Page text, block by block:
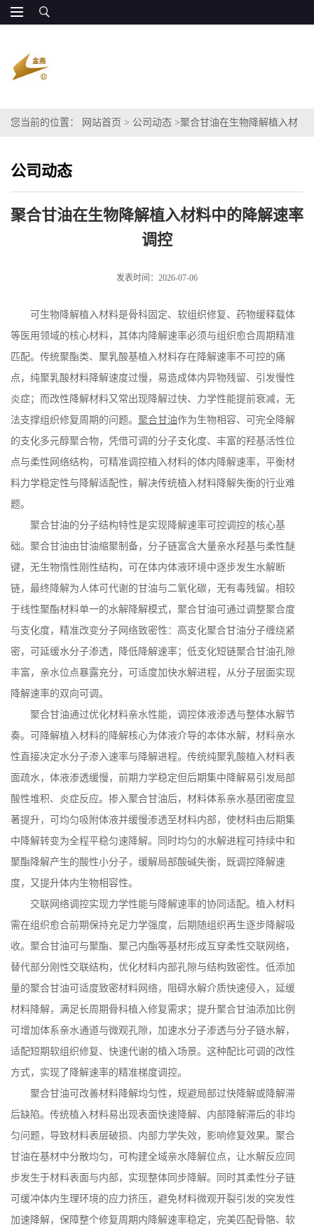
您当前的位置： 网站首页 > 公司动态 >聚合甘油在生物降解植入材
公司动态
聚合甘油在生物降解植入材料中的降解速率
调控
发表时间：2026-07-06
可生物降解植入材料是骨科固定、软组织修复、药物缓释载体
等医用领域的核心材料，其体内降解速率必须与组织愈合周期精准
匹配。传统聚酯类、聚乳酸基植入材料存在降解速率不可控的痛
点，纯聚乳酸材料降解速度过慢，易造成体内异物残留、引发慢性
炎症；而改性降解材料又常出现降解过快、力学性能提前衰减，无
法支撑组织修复周期的问题。 聚合甘油作为生物相容、可完全降解
的支化多元醇聚合物，凭借可调的分子支化度、丰富的羟基活性位
点与柔性网络结构，可精准调控植入材料的体内降解速率，平衡材
料力学稳定性与降解适配性，解决传统植入材料降解失衡的行业难
题。
聚合甘油的分子结构特性是实现降解速率可控调控的核心基
础。聚合甘油由甘油缩聚制备，分子链富含大量亲水羟基与柔性醚
键，无生物惰性刚性结构，可在体内体液环境中逐步发生水解断
链，最终降解为人体可代谢的甘油与二氧化碳，无有毒残留。相较
于线性聚酯材料单一的水解降解模式，聚合甘油可通过调整聚合度
与支化度，精准改变分子网络致密性：高支化聚合甘油分子缠绕紧
密，可延缓水分子渗透，降低降解速率；低支化短链聚合甘油孔隙
丰富，亲水位点暴露充分，可适度加快水解进程，从分子层面实现
降解速率的双向可调。
聚合甘油通过优化材料亲水性能，调控体液渗透与整体水解节
奏。可降解植入材料的降解核心为体液介导的本体水解，材料亲水
性直接决定水分子渗入速率与降解进程。传统纯聚乳酸植入材料表
面疏水，体液渗透缓慢，前期力学稳定但后期集中降解易引发局部
酸性堆积、炎症反应。掺入聚合甘油后，材料体系亲水基团密度显
著提升，可均匀吸附体液并缓慢渗透至材料内部，使材料由后期集
中降解转变为全程平稳匀速降解。同时均匀的水解进程可持续中和
聚酯降解产生的酸性小分子，缓解局部酸碱失衡，既调控降解速
度，又提升体内生物相容性。
交联网络调控实现力学性能与降解速率的协同适配。植入材料
需在组织愈合前期保持充足力学强度，后期随组织再生逐步降解吸
收。聚合甘油可与聚酯、聚己内酯等基材形成互穿柔性交联网络，
替代部分刚性交联结构，优化材料内部孔隙与结构致密性。低添加
量的聚合甘油可适度致密材料网络，阻碍水解介质快速侵入，延缓
材料降解，满足长周期骨科植入修复需求；提升聚合甘油添加比例
可增加体系亲水通道与微观孔隙，加速水分子渗透与分子链水解，
适配短期软组织修复、快速代谢的植入场景。这种配比可调的改性
方式，实现了降解速率的精准梯度调控。
聚合甘油可改善材料降解均匀性，规避局部过快降解或降解滞
后缺陷。传统植入材料易出现表面快速降解、内部降解滞后的非均
匀问题，导致材料表层破损、内部力学失效，影响修复效果。聚合
甘油在基材中分散均匀，可构建全域亲水降解位点，让水解反应同
步发生于材料表面与内部，实现整体同步降解。同时其柔性分子链
可缓冲体内生理环境的应力挤压，避免材料微观开裂引发的突发性
加速降解，保障整个修复周期内降解速率稳定，完美匹配骨骼、软